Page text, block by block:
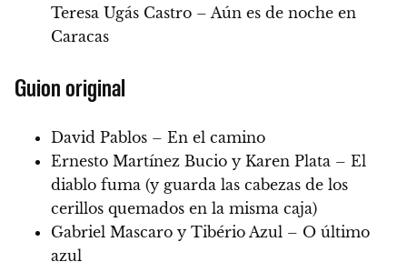
Teresa Ugás Castro – Aún es de noche en
Caracas
Guion original
David Pablos – En el camino
Ernesto Martínez Bucio y Karen Plata – El
diablo fuma (y guarda las cabezas de los
cerillos quemados en la misma caja)
Gabriel Mascaro y Tibério Azul – O último
azul